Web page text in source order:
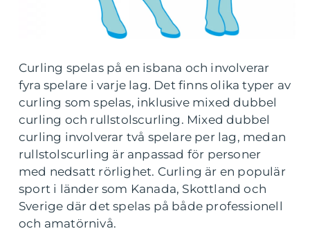
Curling spelas på en isbana och involverar
fyra spelare i varje lag. Det finns olika typer av
curling som spelas, inklusive mixed dubbel
curling och rullstolscurling. Mixed dubbel
curling involverar två spelare per lag, medan
rullstolscurling är anpassad för personer
med nedsatt rörlighet. Curling är en populär
sport i länder som Kanada, Skottland och
Sverige där det spelas på både professionell
och amatörnivå.